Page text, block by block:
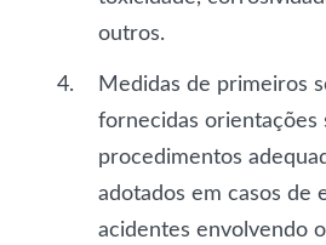
outros.
Medidas de primeiros
fornecidas orientações
procedimentos
adotados em casos de
acidentes envolvendo